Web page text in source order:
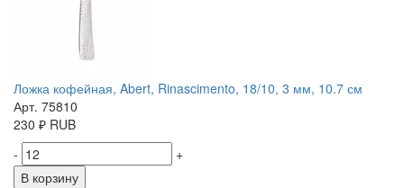
Ложка кофейная, Abert, Rinascimento, 18/10, 3 мм, 10.7 см
Арт. 75810
230 ₽ RUB
-
+
В корзину